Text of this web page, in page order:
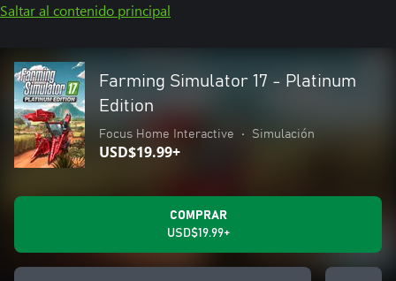
Saltar al contenido principal
Farming Simulator 17 - Platinum
Edition
Focus Home Interactive • Simulación
USD$19.99+
COMPRAR
USD$19.99+